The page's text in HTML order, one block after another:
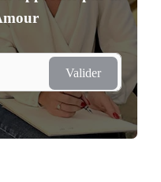
Valider